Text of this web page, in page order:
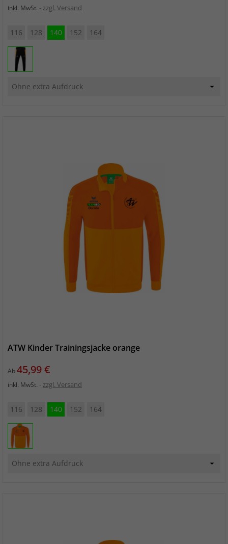
inkl. MwSt. zzgl. Versand
116 128 140 152 164
ATW Kinder Trainingsjacke orange
AbPreis
45,99 €
inkl. MwSt. zzgl. Versand
116 128 140 152 164